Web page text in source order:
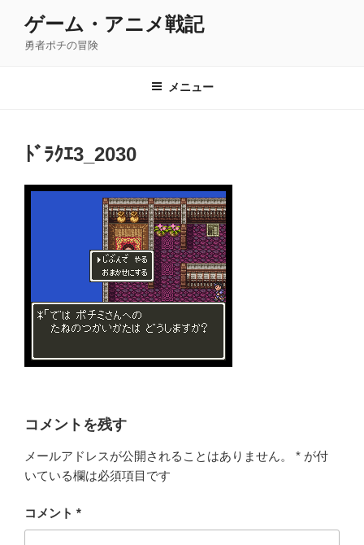
ゲーム・アニメ戦記
勇者ポチの冒険
メニュー
ﾄﾞﾗｸｴ3_2030
コメントを残す
メールアドレスが公開されることはありません。 * が付
いている欄は必須項目です
コメント *